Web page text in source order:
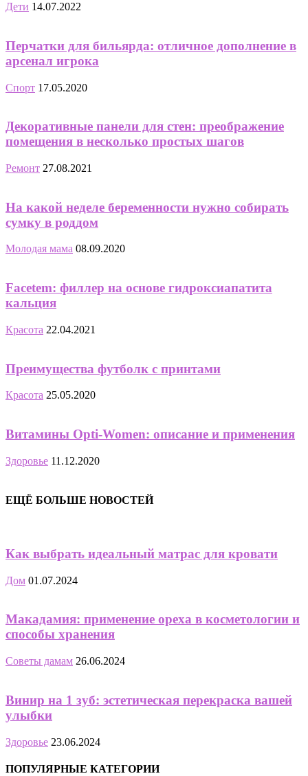
Дети 14.07.2022
Перчатки для бильярда: отличное дополнение в
арсенал игрока
Спорт 17.05.2020
Декоративные панели для стен: преображение
помещения в несколько простых шагов
Ремонт 27.08.2021
На какой неделе беременности нужно собирать
сумку в роддом
Молодая мама 08.09.2020
Facetem: филлер на основе гидроксиапатита
кальция
Красота 22.04.2021
Преимущества футболк с принтами
Красота 25.05.2020
Витамины Opti-Women: описание и применения
Здоровье 11.12.2020
ЕЩЁ БОЛЬШЕ НОВОСТЕЙ
Как выбрать идеальный матрас для кровати
Дом 01.07.2024
Макадамия: применение ореха в косметологии и
способы хранения
Советы дамам 26.06.2024
Винир на 1 зуб: эстетическая перекраска вашей
улыбки
Здоровье 23.06.2024
ПОПУЛЯРНЫЕ КАТЕГОРИИ